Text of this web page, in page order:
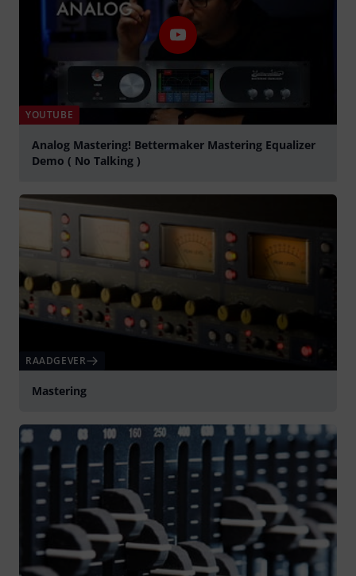
YOUTUBE
Analog Mastering! Bettermaker Mastering Equalizer
Demo ( No Talking )
RAADGEVER
Mastering